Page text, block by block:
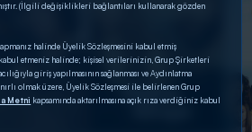
(İlgili değişiklikleri bağlantıları kullanarak gözden
halinde Üyelik Sözleşmesini kabul etmiş
kabul etmeniz halinde; kişisel verilerinizin, Grup Şirketleri
giriş yapılmasının sağlanması ve Aydınlatma
olmak üzere, Üyelik Sözleşmesi ile belirlenen Grup
Metni kapsamında aktarılmasına açık rıza verdiğiniz kabul